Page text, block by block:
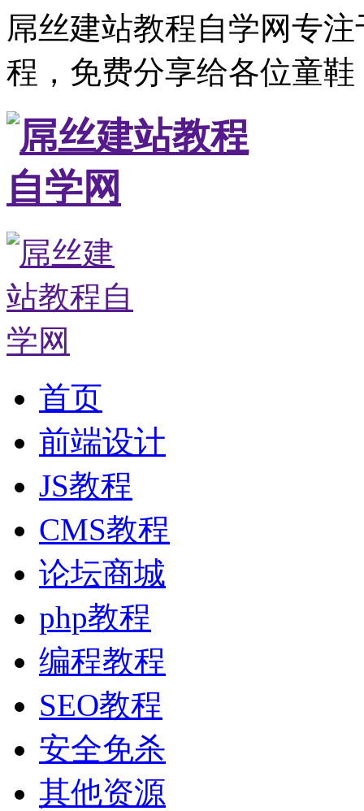
屌丝建站教程自学网专
程，免费分享给各位童
首页
前端设计
JS教程
CMS教程
论坛商城
php教程
编程教程
SEO教程
安全免杀
其他资源